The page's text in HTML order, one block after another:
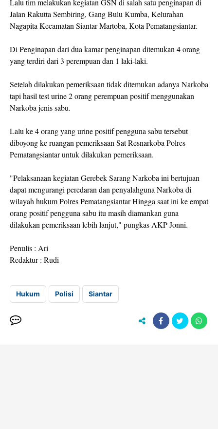
Lalu tim melakukan kegiatan GSN di salah satu penginapan di
Jalan Rakutta Sembiring, Gang Bulu Kumba, Kelurahan
Nagapita Kecamatan Siantar Martoba, Kota Pematangsiantar.
Di Penginapan dari dua kamar penginapan ditemukan 4 orang
yang terdiri dari 3 perempuan dan 1 laki-laki.
Setelah dilakukan pemeriksaan tidak ditemukan adanya Narkoba
tapi hasil test urine 2 orang perempuan positif menggunakan
Narkoba jenis sabu.
Lalu ke 4 orang yang urine positif pengguna sabu tersebut
diboyong ke ruangan pemeriksaan Sat Resnarkoba Polres
Pematangsiantar untuk dilakukan pemeriksaan.
"Pelaksanaan kegiatan Gerebek Sarang Narkoba ini bertujuan
dapat mengurangi peredaran dan penyalahguna Narkoba di
wilayah hukum Polres Pematangsiantar Hingga saat ini ke empat
orang positif pengguna sabu itu masih diamankan guna
dilakukan pemeriksaan lebih lanjut," pungkas AKP Jonni.
Penulis : Ari
Redaktur : Rudi
Hukum Polisi Siantar